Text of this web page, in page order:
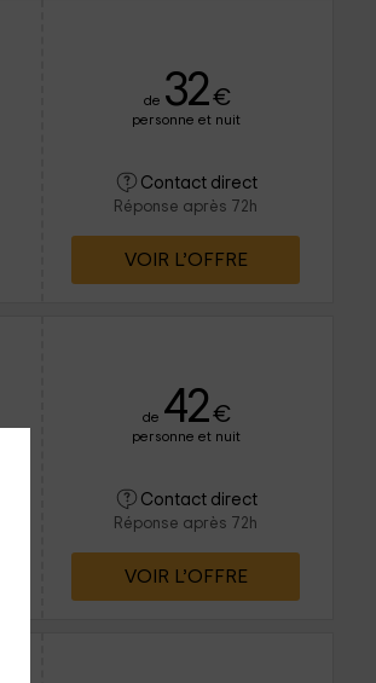
de 32€
personne et nuit
Contact direct
Réponse après 72h
VOIR L’OFFRE
de 42€
personne et nuit
Contact direct
Réponse après 72h
VOIR L’OFFRE